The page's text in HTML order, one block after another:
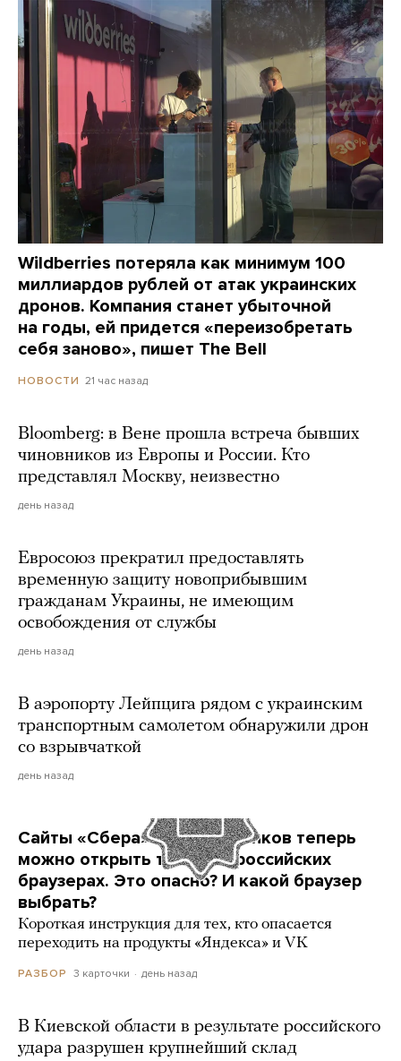
Wildberries потеряла как минимум 100
миллиардов рублей от атак украинских
дронов. Компания станет убыточной
на годы, ей придется «переизобретать
себя заново», пишет The Bell
НОВОСТИ 21 час назад
Bloomberg: в Вене прошла встреча бывших
чиновников из Европы и России. Кто
представлял Москву, неизвестно
день назад
Евросоюз прекратил предоставлять
временную защиту новоприбывшим
гражданам Украины, не имеющим
освобождения от службы
день назад
В аэропорту Лейпцига рядом с украинским
транспортным самолетом обнаружили дрон
со взрывчаткой
день назад
Сайты «Сбера» и других банков теперь
можно открыть только в российских
браузерах. Это опасно? И какой браузер
выбрать?
Короткая инструкция для тех, кто опасается
переходить на продукты «Яндекса» и VK
РАЗБОР 3 карточки день назад
В Киевской области в результате российского
удара разрушен крупнейший склад